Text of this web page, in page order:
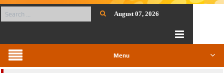
August 07, 2026
Menu